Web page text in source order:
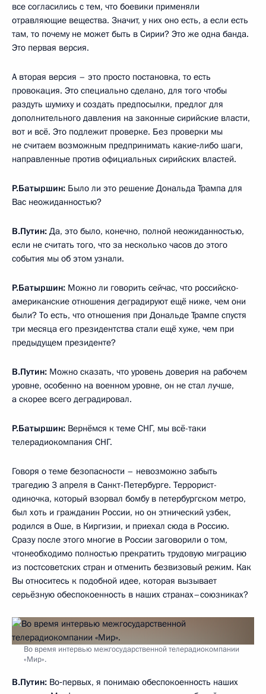
все согласились с тем, что боевики применяли
отравляющие вещества. Значит, у них оно есть, а если есть
там, то почему не может быть в Сирии? Это же одна банда.
Это первая версия.
А вторая версия – это просто постановка, то есть
провокация. Это специально сделано, для того чтобы
раздуть шумиху и создать предпосылки, предлог для
дополнительного давления на законные сирийские власти,
вот и всё. Это подлежит проверке. Без проверки мы
не считаем возможным предпринимать какие‑либо шаги,
направленные против официальных сирийских властей.
Р.Батыршин: Было ли это решение Дональда Трампа для
Вас неожиданностью?
В.Путин: Да, это было, конечно, полной неожиданностью,
если не считать того, что за несколько часов до этого
события мы об этом узнали.
Р.Батыршин: Можно ли говорить сейчас, что российско-
американские отношения деградируют ещё ниже, чем они
были? То есть, что отношения при Дональде Трампе спустя
три месяца его президентства стали ещё хуже, чем при
предыдущем президенте?
В.Путин: Можно сказать, что уровень доверия на рабочем
уровне, особенно на военном уровне, он не стал лучше,
а скорее всего деградировал.
Р.Батыршин: Вернёмся к теме СНГ, мы всё-таки
телерадиокомпания СНГ.
Говоря о теме безопасности – невозможно забыть
трагедию 3 апреля в Санкт-Петербурге. Террорист-
одиночка, который взорвал бомбу в петербургском метро,
был хоть и гражданин России, но он этнический узбек,
родился в Оше, в Киргизии, и приехал сюда в Россию.
Сразу после этого многие в России заговорили о том,
чтонеобходимо полностью прекратить трудовую миграцию
из постсоветских стран и отменить безвизовый режим. Как
Вы относитесь к подобной идее, которая вызывает
серьёзную обеспокоенность в наших странах–союзниках?
Во время интервью межгосударственной телерадиокомпании
«Мир».
В.Путин: Во‑первых, я понимаю обеспокоенность наших